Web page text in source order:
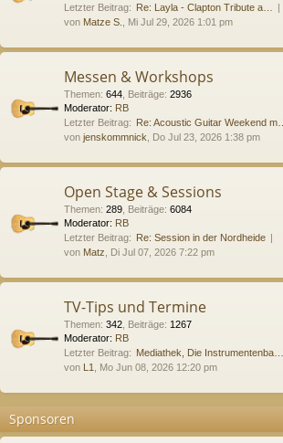
Letzter Beitrag: Re: Layla - Clapton Tribute a…
von Matze S. , Mi Jul 29, 2026 1:01 pm
Messen & Workshops
Themen: 644 Beiträge: 2936
Moderator: RB
Letzter Beitrag: Re: Acoustic Guitar Weekend m…
von jenskommnick , Do Jul 23, 2026 1:38 pm
Open Stage & Sessions
Themen: 289 Beiträge: 6084
Moderator: RB
Letzter Beitrag: Re: Session in der Nordheide
von Matz , Di Jul 07, 2026 7:22 pm
TV-Tips und Termine
Themen: 342 Beiträge: 1267
Moderator: RB
Letzter Beitrag: Mediathek, Die Instrumentenba…
von L1 , Mo Jun 08, 2026 12:20 pm
Sponsoren